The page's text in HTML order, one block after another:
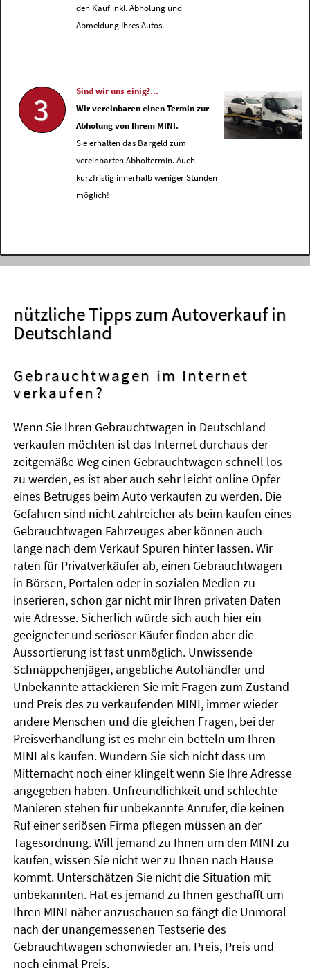
den Kauf inkl. Abholung und
Abmeldung Ihres Autos.
3
Sind wir uns einig?...
Wir vereinbaren einen Termin zur
Abholung von Ihrem MINI.
Sie erhalten das Bargeld zum
vereinbarten Abholtermin. Auch
kurzfristig innerhalb weniger Stunden
möglich!
nützliche Tipps zum Autoverkauf in
Deutschland
Gebrauchtwagen im Internet
verkaufen?
Wenn Sie Ihren Gebrauchtwagen in Deutschland
verkaufen möchten ist das Internet durchaus der
zeitgemäße Weg einen Gebrauchtwagen schnell los
zu werden, es ist aber auch sehr leicht online Opfer
eines Betruges beim Auto verkaufen zu werden. Die
Gefahren sind nicht zahlreicher als beim kaufen eines
Gebrauchtwagen Fahrzeuges aber können auch
lange nach dem Verkauf Spuren hinter lassen. Wir
raten für Privatverkäufer ab, einen Gebrauchtwagen
in Börsen, Portalen oder in sozialen Medien zu
inserieren, schon gar nicht mir Ihren privaten Daten
wie Adresse. Sicherlich würde sich auch hier ein
geeigneter und seriöser Käufer finden aber die
Aussortierung ist fast unmöglich. Unwissende
Schnäppchenjäger, angebliche Autohändler und
Unbekannte attackieren Sie mit Fragen zum Zustand
und Preis des zu verkaufenden MINI, immer wieder
andere Menschen und die gleichen Fragen, bei der
Preisverhandlung ist es mehr ein betteln um Ihren
MINI als kaufen. Wundern Sie sich nicht dass um
Mitternacht noch einer klingelt wenn Sie Ihre Adresse
angegeben haben. Unfreundlichkeit und schlechte
Manieren stehen für unbekannte Anrufer, die keinen
Ruf einer seriösen Firma pflegen müssen an der
Tagesordnung. Will jemand zu Ihnen um den MINI zu
kaufen, wissen Sie nicht wer zu Ihnen nach Hause
kommt. Unterschätzen Sie nicht die Situation mit
unbekannten. Hat es jemand zu Ihnen geschafft um
Ihren MINI näher anzuschauen so fängt die Unmoral
nach der unangemessenen Testserie des
Gebrauchtwagen schonwieder an. Preis, Preis und
noch einmal Preis.